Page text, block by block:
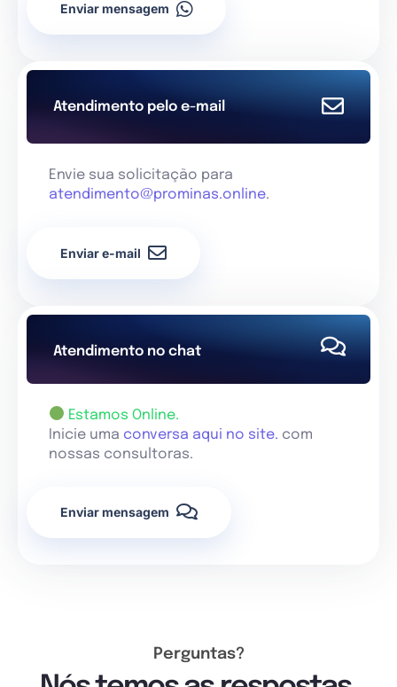
Enviar mensagem
Atendimento pelo e-mail
Envie sua solicitação para
atendimento@prominas.online.
Enviar e-mail
Atendimento no chat
Estamos Online.
Inicie uma conversa aqui no site. com
nossas consultoras.
Enviar mensagem
Perguntas?